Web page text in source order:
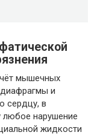
мышечных
и
сердцу, в
любое нарушение
жидкости